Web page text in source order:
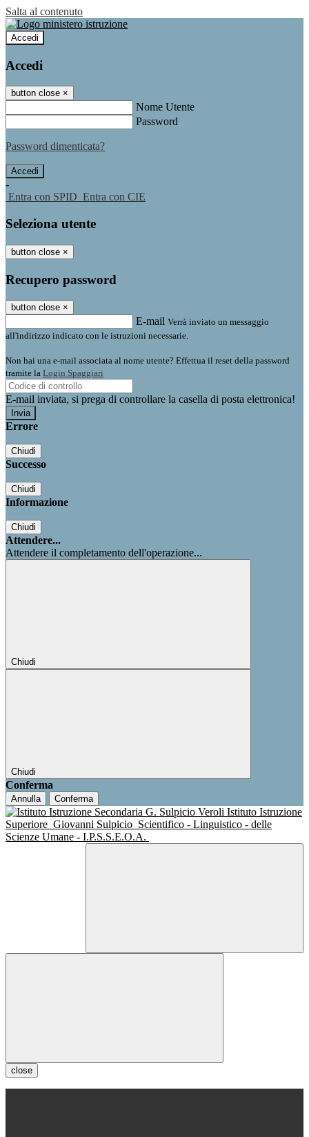
Salta al contenuto
Accedi
Accedi
button close ×
Nome Utente
Password
Password dimenticata?
-
Entra con SPID Entra con CIE
Seleziona utente
button close ×
Recupero password
button close ×
E-mail Verrà inviato un messaggio
all'indirizzo indicato con le istruzioni necessarie.
Non hai una e-mail associata al nome utente? Effettua il reset della password
tramite la Login Spaggiari
E-mail inviata, si prega di controllare la casella di posta elettronica!
Errore
Chiudi
Successo
Chiudi
Informazione
Chiudi
Attendere...
Attendere il completamento dell'operazione...
Chiudi
Chiudi
Conferma
Annulla Conferma
Istituto Istruzione
Superiore Giovanni Sulpicio Scientifico - Linguistico - delle
Scienze Umane - I.P.S.S.E.O.A.
close